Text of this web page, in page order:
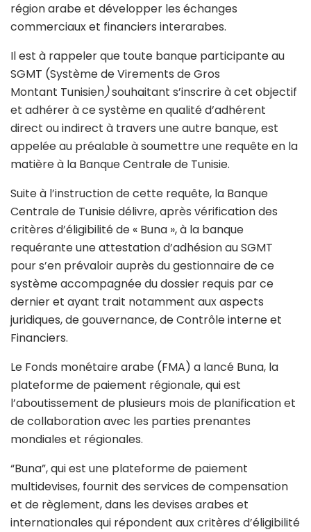
région arabe et développer les échanges
commerciaux et financiers interarabes.
Il est à rappeler que toute banque participante au
SGMT (Système de Virements de Gros
Montant Tunisien)souhaitant s’inscrire à cet objectif
et adhérer à ce système en qualité d’adhérent
direct ou indirect à travers une autre banque, est
appelée au préalable à soumettre une requête en la
matière à la Banque Centrale de Tunisie.
Suite à l’instruction de cette requête, la Banque
Centrale de Tunisie délivre, après vérification des
critères d’éligibilité de « Buna », à la banque
requérante une attestation d’adhésion au SGMT
pour s’en prévaloir auprès du gestionnaire de ce
système accompagnée du dossier requis par ce
dernier et ayant trait notamment aux aspects
juridiques, de gouvernance, de Contrôle interne et
Financiers.
Le Fonds monétaire arabe (FMA) a lancé Buna, la
plateforme de paiement régionale, qui est
l’aboutissement de plusieurs mois de planification et
de collaboration avec les parties prenantes
mondiales et régionales.
“Buna”, qui est une plateforme de paiement
multidevises, fournit des services de compensation
et de règlement, dans les devises arabes et
internationales qui répondent aux critères d’éligibilité